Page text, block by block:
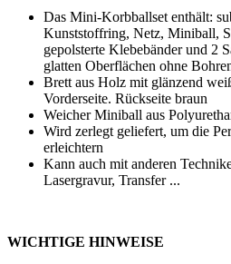
Das Mini-Korbballset enthält:
Kunststoffring, Netz, Miniball,
gepolsterte Klebebänder und 2
glatten Oberflächen ohne
Brett aus Holz mit glänzend
Vorderseite. Rückseite braun
Weicher Miniball aus
Wird zerlegt geliefert, um die
erleichtern
Kann auch mit anderen
Lasergravur, Transfer...
WICHTIGE HINWEISE